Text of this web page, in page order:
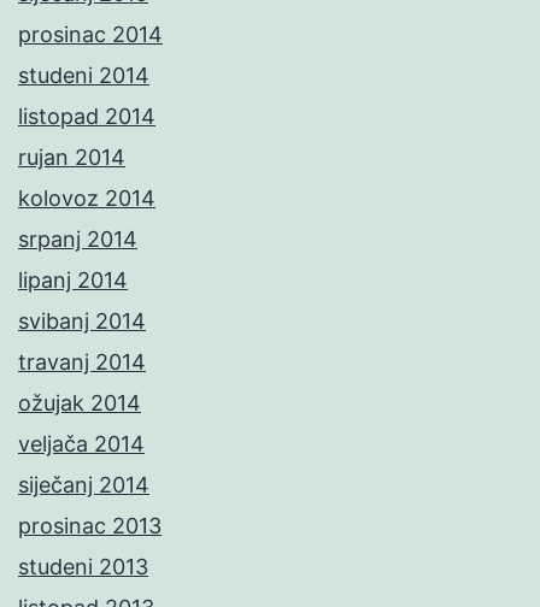
prosinac 2014
studeni 2014
listopad 2014
rujan 2014
kolovoz 2014
srpanj 2014
lipanj 2014
svibanj 2014
travanj 2014
ožujak 2014
veljača 2014
siječanj 2014
prosinac 2013
studeni 2013